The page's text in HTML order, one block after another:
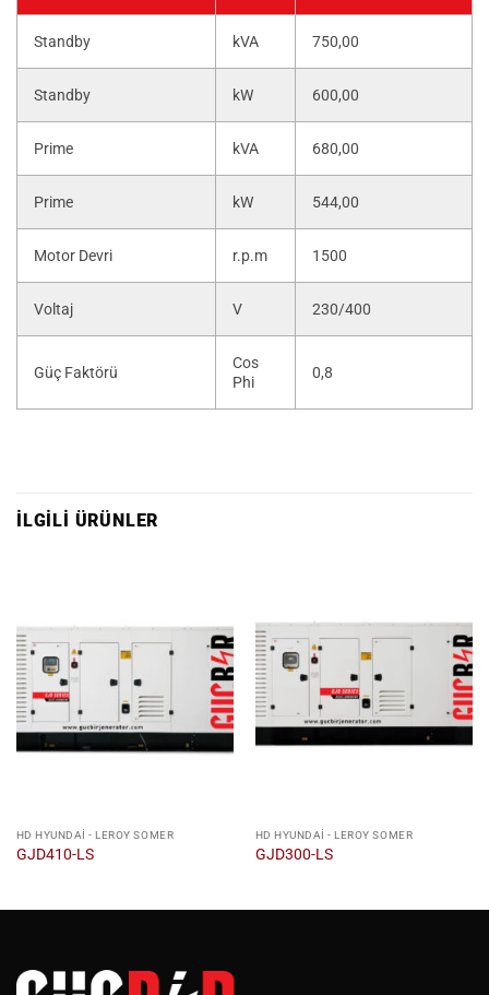
Standby kVA 750,00
Standby kW 600,00
Prime kVA 680,00
Prime kW 544,00
Motor Devri r.p.m 1500
Voltaj V 230/400
Güç Faktörü
Cos
Phi
0,8
İLGILI ÜRÜNLER
HD HYUNDAI - LEROY SOMER
GJD410-LS
HD HYUNDAI - LEROY SOMER
GJD300-LS